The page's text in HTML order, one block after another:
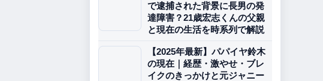
で逮捕された背景に長男の発
達障害？21歳宏志くんの父親
と現在の生活を時系列で解説
【2025年最新】パパイヤ鈴木
の現在｜経歴・激やせ・ブレ
イクのきっかけと元ジャニー